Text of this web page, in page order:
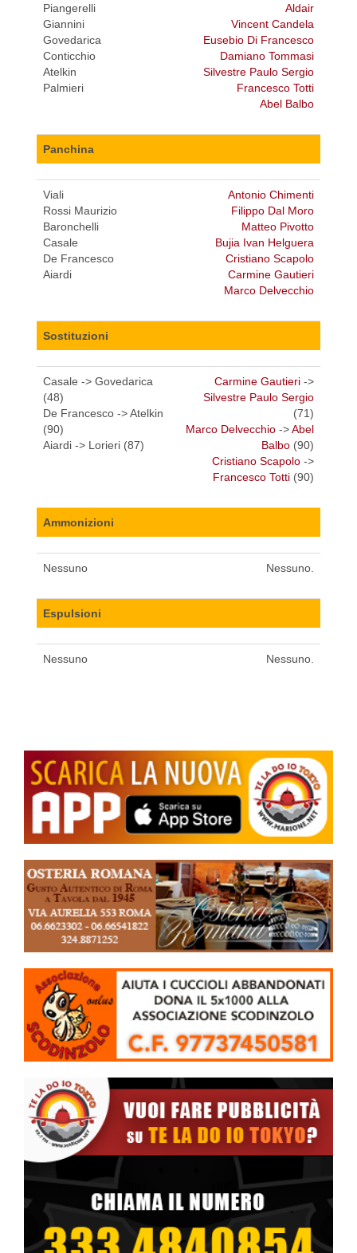
Piangerelli
Giannini
Govedarica
Conticchio
Atelkin
Palmieri
Aldair
Vincent Candela
Eusebio Di Francesco
Damiano Tommasi
Silvestre Paulo Sergio
Francesco Totti
Abel Balbo
Panchina
Viali
Rossi Maurizio
Baronchelli
Casale
De Francesco
Aiardi
Antonio Chimenti
Filippo Dal Moro
Matteo Pivotto
Bujia Ivan Helguera
Cristiano Scapolo
Carmine Gautieri
Marco Delvecchio
Sostituzioni
Casale -> Govedarica
(48)
De Francesco -> Atelkin
(90)
Aiardi -> Lorieri (87)
Carmine Gautieri ->
Silvestre Paulo Sergio
(71)
Marco Delvecchio ->Abel
Balbo (90)
Cristiano Scapolo ->
Francesco Totti (90)
Ammonizioni
Nessuno Nessuno.
Espulsioni
Nessuno Nessuno.